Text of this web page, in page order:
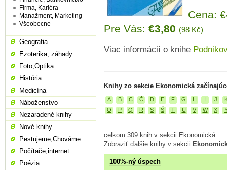
Cena:
Pre Vás: €3,80 (98 Kč)
Viac informácií o knihe
Knihy zo sekcie Ekonomická
A B C Č D E F G H I J
O
P Q R S Š T U V W X
celkom 309 knih v sekcii Ekonomická
Zobraziť ďalšie knihy v sekcii
100%-ný úspech
Firma, Kariéra
Manažment, Marketing
Všeobecne
Geografia
Ezoterika, záhady
Foto,Optika
História
Medicína
Náboženstvo
Nezaradené knihy
Nové knihy
Pestujeme,Chováme
Počítače,internet
Poézia